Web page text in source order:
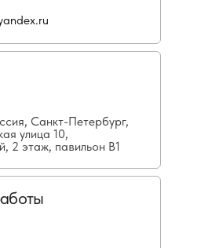
Санкт-Петербург,
улица 10,
2 этаж, павильон В1